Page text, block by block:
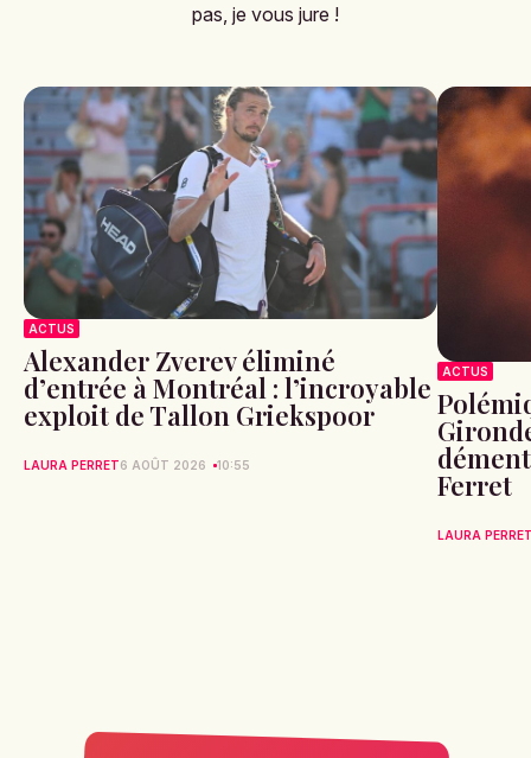
pas, je vous jure !
ACTUS
Alexander Zverev éliminé
d’entrée à Montréal : l’incroyable
exploit de Tallon Griekspoor
LAURA PERRET6 AOÛT 2026 10:55
ACTUS
Ferret
LAURA